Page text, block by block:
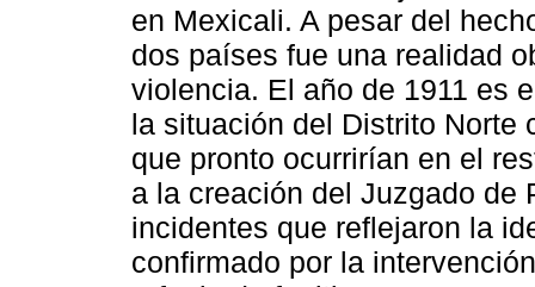
en Mexicali. A pesar del
dos países fue una realidad
violencia. El año de 1911 es
la situación del Distrito Norte
que pronto ocurrirían en el
a la creación del Juzgado de
incidentes que reflejaron la
confirmado por la